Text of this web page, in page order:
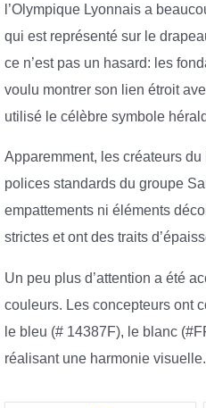
l’Olympique Lyonnais a
qui est représenté sur le
ce n’est pas un hasard: les
voulu montrer son lien étroit
utilisé le célèbre symbole
Apparemment, les créateurs
polices standards du groupe
empattements ni éléments
strictes et ont des traits
Un peu plus d’attention a été
couleurs. Les concepteurs ont
le bleu (# 14387F), le blanc
réalisant une harmonie visuelle.